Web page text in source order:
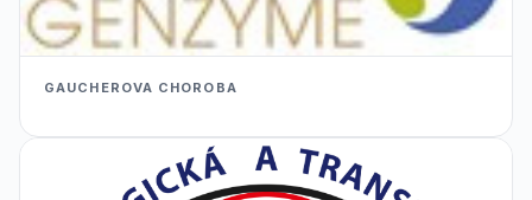
GAUCHEROVA CHOROBA